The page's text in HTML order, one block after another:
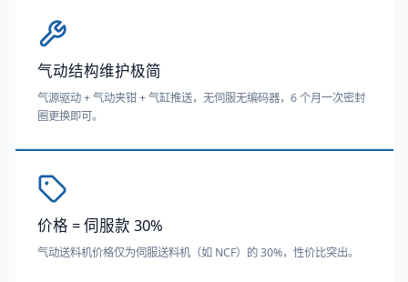
气动结构维护极简
气源驱动 + 气动夹钳 + 气缸推送，无伺服无编码器，6 个月一次密封
圈更换即可。
价格 = 伺服款 30%
气动送料机价格仅为伺服送料机（如 NCF）的 30%，性价比突出。